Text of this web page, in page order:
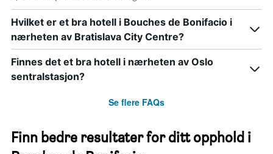
Hvilket er et bra hotell i Bouches de Bonifacio i
nærheten av Bratislava City Centre?
Finnes det et bra hotell i nærheten av Oslo
sentralstasjon?
Se flere FAQs
Finn bedre resultater for ditt opphold i